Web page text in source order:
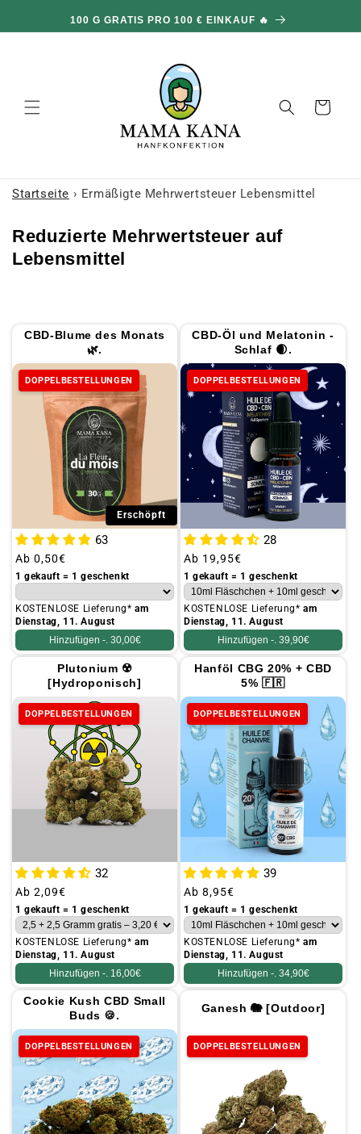
DOPPELTE BESTELLUNGEN AUF DER GESAMTEN
Warenkorb
Startseite › Ermäßigte Mehrwertsteuer Lebensmittel
K
o
t
Reduzierte Mehrwertsteuer auf
Lebensmittel
CBD-Blume des Monats
🌿.
DOPPELBESTELLUNGEN
Erschöpft
63
Üblicher
Preis
Ab 0,50€
1 gekauft = 1 geschenkt
KOSTENLOSE Lieferung*am
Dienstag, 11. August
Hinzufügen -. 30,00€
CBD-Öl und Melatonin -
Schlaf 🌒.
DOPPELBESTELLUNGEN
28
Üblicher
Preis
Ab 19,95€
1 gekauft = 1 geschenkt
KOSTENLOSE Lieferung*am
Dienstag, 11. August
Hinzufügen -. 39,90€
Plutonium ☢️
[Hydroponisch]
DOPPELBESTELLUNGEN
32
Üblicher
Preis
Ab 2,09€
1 gekauft = 1 geschenkt
KOSTENLOSE Lieferung*am
Dienstag, 11. August
Hinzufügen -. 16,00€
Hanföl CBG 20% + CBD
5% 🇫🇷
DOPPELBESTELLUNGEN
39
Üblicher
Preis
Ab 8,95€
1 gekauft = 1 geschenkt
KOSTENLOSE Lieferung*am
Dienstag, 11. August
Hinzufügen -. 34,90€
Cookie Kush CBD Small
Buds 🍪.
DOPPELBESTELLUNGEN
Ganesh 🐘 [Outdoor]
DOPPELBESTELLUNGEN